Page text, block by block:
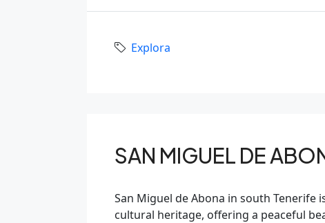
Explora
SAN MIGUEL DE
San Miguel de Abona in south Tenerife
cultural heritage, offering a peaceful